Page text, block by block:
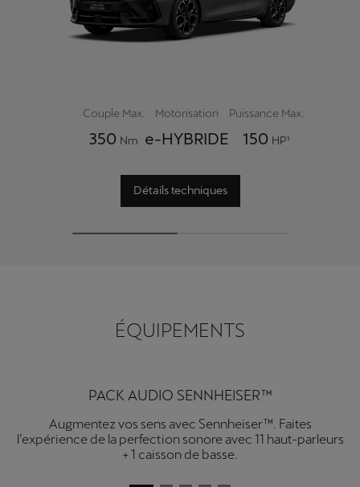
Couple Max.
350 Nm
Motorisation
e-HYBRIDE
Puissance Max.
150 HP¹
Détails techniques
ÉQUIPEMENTS
PACK AUDIO SENNHEISER™
Augmentez vos sens avec Sennheiser™. Faites
l’expérience de la perfection sonore avec 11 haut-parleurs
+ 1 caisson de basse.